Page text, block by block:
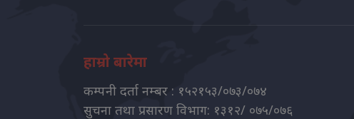
हाम्रो बारेमा
कम्पनी दर्ता नम्बर : १५२१५३/०७३/०७४
सुचना तथा प्रसारण विभाग: १३१२/ ०७५/०७६